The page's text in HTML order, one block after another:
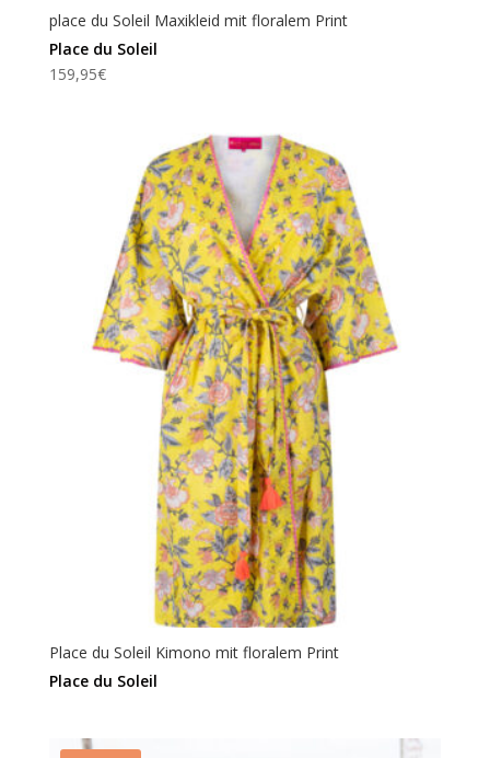
place du Soleil Maxikleid mit floralem Print
Place du Soleil
159,95€
Place du Soleil Kimono mit floralem Print
Place du Soleil